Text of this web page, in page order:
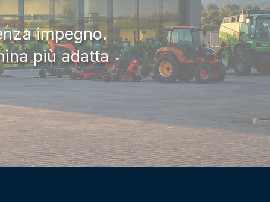
impegno.
più adatta